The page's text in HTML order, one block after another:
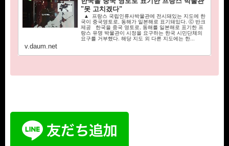
"못 고치겠다"
▲ 프랑스 국립인류사박물관에 전시돼있는 지도에 한
국이 중국영토로, 동해가 일본해로 표기돼있다. ⓒ 반크
제공 한국을 중국 영토로, 동해를 일본해로 표기한 프
랑스 유명 박물관이 시정을 요구하는 한국 시민단체의
요구를 거부했다. 해당 지도 외 다른 지도에는 한...
v.daum.net